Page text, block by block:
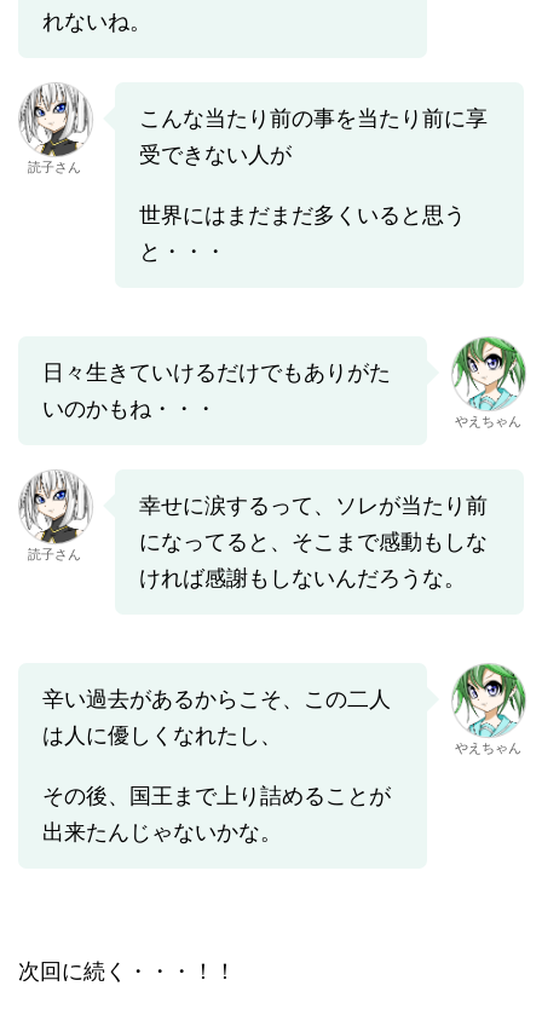
れないね。
読子さん
こんな当たり前の事を当たり前に享
受できない人が
世界にはまだまだ多くいると思う
と・・・
日々生きていけるだけでもありがた
いのかもね・・・
やえちゃん
読子さん
幸せに涙するって、ソレが当たり前
になってると、そこまで感動もしな
ければ感謝もしないんだろうな。
辛い過去があるからこそ、この二人
は人に優しくなれたし、
その後、国王まで上り詰めることが
出来たんじゃないかな。
やえちゃん
次回に続く・・・！！